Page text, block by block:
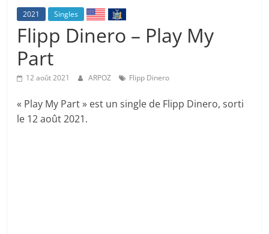
2021 Singles
Flipp Dinero – Play My
Part
12 août 2021 ARPOZ Flipp Dinero
« Play My Part » est un single de Flipp Dinero, sorti
le 12 août 2021.